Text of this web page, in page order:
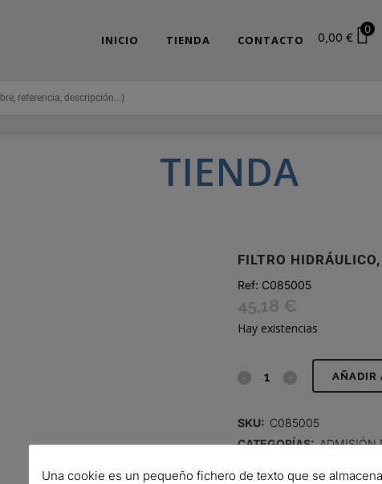
INICIO TIENDA CONTACTO 0,00 €
0
TIENDA
FILTRO
Ref: C085005
45,18 €
Hay existencias
FILTRO
CARTUCHO
AÑADIR
SKU: C085005
CATEGORÍAS:ADMISIÓN
Una cookie es un pequeño fichero de texto que se